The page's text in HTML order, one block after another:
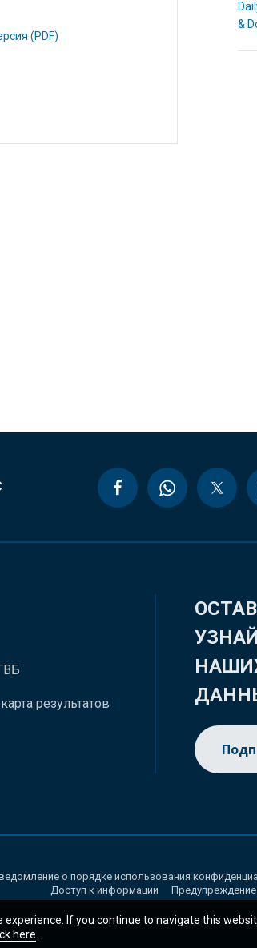
(PDF)
&
результатов
о порядке использования
Доступ к информации
If you continue to navigate this
here